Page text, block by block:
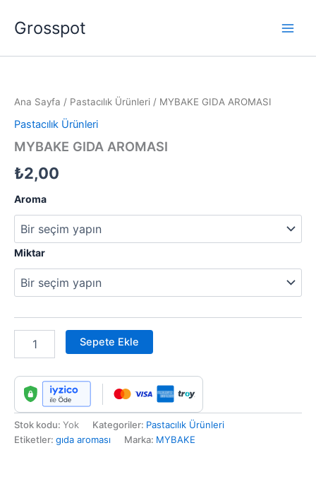
atlaGrosspot
Ana Sayfa / Pastacılık Ürünleri / MYBAKE GIDA AROMASI
Pastacılık Ürünleri
MYBAKE GIDA AROMASI
₺2,00
Aroma
Miktar
adet
Sepete Ekle
Stok kodu: Yok Kategoriler: Pastacılık Ürünleri
Etiketler: gıda aroması Marka: MYBAKE